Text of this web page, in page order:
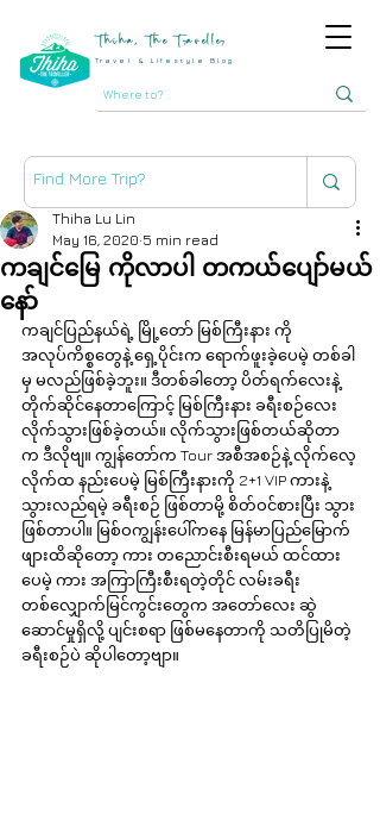
Thiha, The Traveller
Travel & Lifestyle Blog
ကချင်မြေ ကိုလာပါ တကယ်ပျော်မယ်
နော်
Thiha Lu Lin
May 16, 2020 5 min read
ကချင်ပြည်နယ်ရဲ့ မြို့တော် မြစ်ကြီးနား ကို
အလုပ်ကိစ္စတွေနဲ့ ရှေ့ပိုင်းက ရောက်ဖူးခဲ့ပေမဲ့ တစ်ခါ
မှ မလည်ဖြစ်ခဲ့ဘူး။ ဒီတစ်ခါတော့ ပိတ်ရက်လေးနဲ့
တိုက်ဆိုင်နေတာကြောင့် မြစ်ကြီးနား ခရီးစဉ်လေး
လိုက်သွားဖြစ်ခဲ့တယ်။ လိုက်သွားဖြစ်တယ်ဆိုတာ
က ဒီလိုဗျ။ ကျွန်တော်က Tour အစီအစဉ်နဲ့ လိုက်လေ့
လိုက်ထ နည်းပေမဲ့ မြစ်ကြီးနားကို 2+1 VIP ကားနဲ့
သွားလည်ရမဲ့ ခရီးစဉ် ဖြစ်တာမို့ စိတ်ဝင်စားပြီး သွား
ဖြစ်တာပါ။ မြစ်ဝကျွန်းပေါ်ကနေ မြန်မာပြည်မြောက်
ဖျားထိဆိုတော့ ကား တညောင်းစီးရမယ် ထင်ထား
ပေမဲ့ ကား အကြာကြီးစီးရတဲ့တိုင် လမ်းခရီး
တစ်လျှောက်မြင်ကွင်းတွေက အတော်လေး ဆွဲ
ဆောင်မှုရှိလို့ ပျင်းစရာ ဖြစ်မနေတာကို သတိပြုမိတဲ့
ခရီးစဉ်ပဲ ဆိုပါတော့ဗျာ။